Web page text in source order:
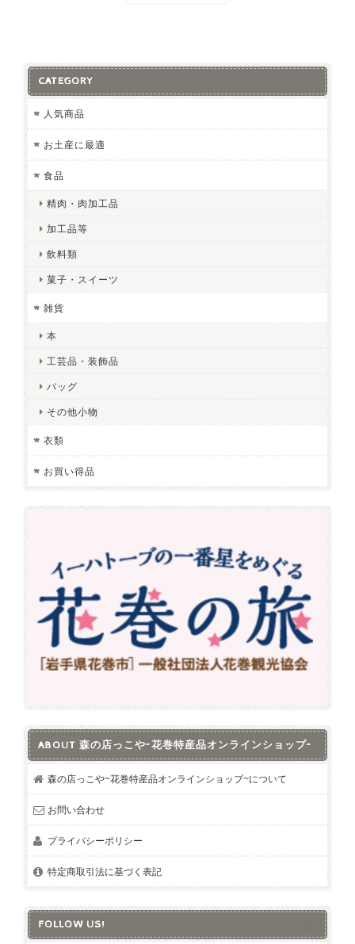
CATEGORY
人気商品
お土産に最適
食品
精肉・肉加工品
加工品等
飲料類
菓子・スイーツ
雑貨
本
工芸品・装飾品
バッグ
その他小物
衣類
お買い得品
ABOUT 森の店っこや~花巻特産品オンラインショップ~
森の店っこや~花巻特産品オンラインショップ~について
お問い合わせ
プライバシーポリシー
特定商取引法に基づく表記
FOLLOW US!